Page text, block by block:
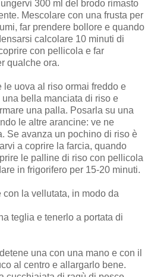
300 ml del brodo rimasto
Mescolare con una frusta per
far prendere bollore e quando
calcolare 10 minuti di
con pellicola e far
qualche ora.
le uova al riso ormai freddo e
bella manciata di riso e
una palla. Posarla su una
le altre arancine: ve ne
Se avanza un pochino di riso è
a coprire la farcia, quando
le palline di riso con pellicola
in frigorifero per 15-20 minuti.
la vellutata, in modo da
teglia e tenerlo a portata di
una con una mano e con il
al centro e allargarlo bene.